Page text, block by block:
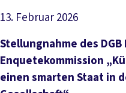
13. Februar 2026
Datei herunterladen
Stellungnahme des DGB
Enquetekommission
einen smarten Staat in